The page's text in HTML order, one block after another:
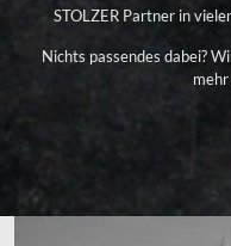
STOLZER Partner in
Nichts passendes dabei?